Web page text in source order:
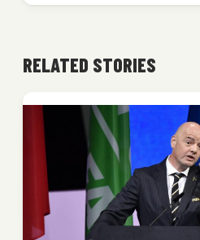
RELATED STORIES